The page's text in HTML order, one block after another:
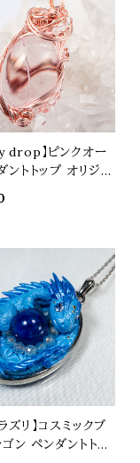
drop】ピンクオー
ントトップ オリジナ
ン dwa0019
ズリ】コスミックブ
ン ペンダントトッ